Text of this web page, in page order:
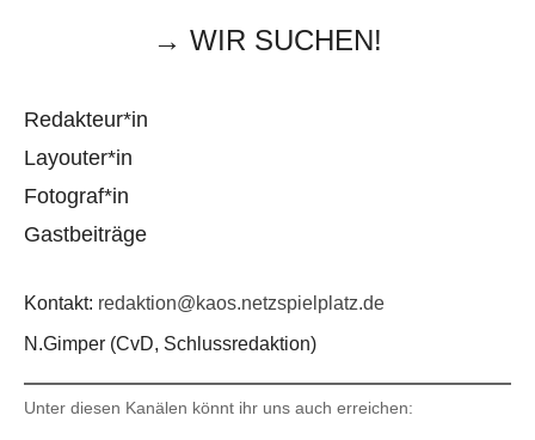
→ WIR SUCHEN!
Redakteur*in
Layouter*in
Fotograf*in
Gastbeiträge
Kontakt: redaktion@kaos.netzspielplatz.de
N.Gimper (CvD, Schlussredaktion)
Unter diesen Kanälen könnt ihr uns auch erreichen: